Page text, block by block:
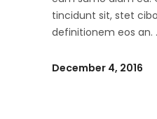
tincidunt sit, stet
definitionem eos an.
December 4, 2016